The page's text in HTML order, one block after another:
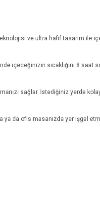
ve ultra hafif tasarım ile
içeceğinizin sıcaklığını 8 saat
sağlar. İstediğiniz yerde
ya da ofis masanızda yer işgal